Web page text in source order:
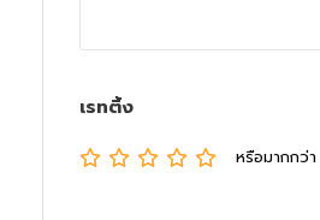
เรทติ้ง
หรือมากกว่า